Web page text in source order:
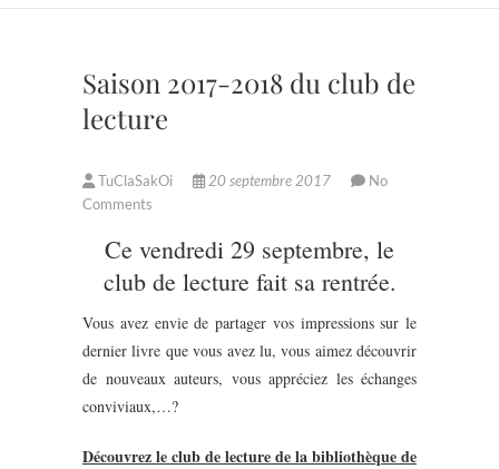
Saison 2017-2018 du club de
lecture
TuClaSakOi 20 septembre 2017
No
Comments
Ce vendredi 29 septembre, le
club de lecture fait sa rentrée.
Vous avez envie de partager vos impressions sur le
dernier livre que vous avez lu, vous aimez découvrir
de nouveaux auteurs, vous appréciez les échanges
conviviaux,…?
Découvrez le club de lecture de la bibliothèque de